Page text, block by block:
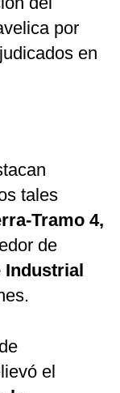
por
en
tales
Tramo 4,
de
Industrial
el